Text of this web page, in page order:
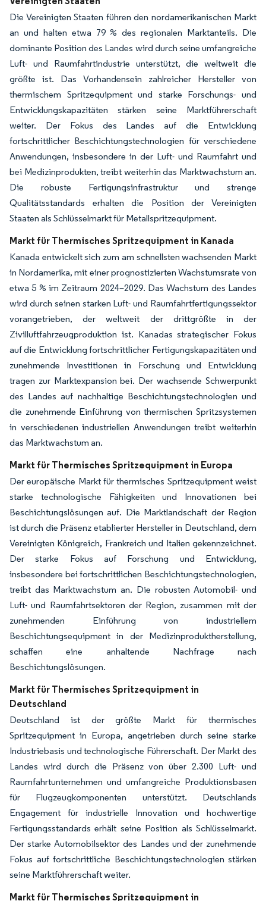
Die Vereinigten Staaten führen den nordamerikanischen Markt
an und halten etwa 79 % des regionalen Marktanteils. Die
dominante Position des Landes wird durch seine umfangreiche
Luft- und Raumfahrtindustrie unterstützt, die weltweit die
größte ist. Das Vorhandensein zahlreicher Hersteller von
thermischem Spritzequipment und starke Forschungs- und
Entwicklungskapazitäten stärken seine Marktführerschaft
weiter. Der Fokus des Landes auf die Entwicklung
fortschrittlicher Beschichtungstechnologien für verschiedene
Anwendungen, insbesondere in der Luft- und Raumfahrt und
bei Medizinprodukten, treibt weiterhin das Marktwachstum an.
Die robuste Fertigungsinfrastruktur und strenge
Qualitätsstandards erhalten die Position der Vereinigten
Staaten als Schlüsselmarkt für Metallspritzequipment.
Markt für Thermisches Spritzequipment in Kanada
Kanada entwickelt sich zum am schnellsten wachsenden Markt
in Nordamerika, mit einer prognostizierten Wachstumsrate von
etwa 5 % im Zeitraum 2024–2029. Das Wachstum des Landes
wird durch seinen starken Luft- und Raumfahrtfertigungssektor
vorangetrieben, der weltweit der drittgrößte in der
Zivilluftfahrzeugproduktion ist. Kanadas strategischer Fokus
auf die Entwicklung fortschrittlicher Fertigungskapazitäten und
zunehmende Investitionen in Forschung und Entwicklung
tragen zur Marktexpansion bei. Der wachsende Schwerpunkt
des Landes auf nachhaltige Beschichtungstechnologien und
die zunehmende Einführung von thermischen Spritzsystemen
in verschiedenen industriellen Anwendungen treibt weiterhin
das Marktwachstum an.
Markt für Thermisches Spritzequipment in Europa
Der europäische Markt für thermisches Spritzequipment weist
starke technologische Fähigkeiten und Innovationen bei
Beschichtungslösungen auf. Die Marktlandschaft der Region
ist durch die Präsenz etablierter Hersteller in Deutschland, dem
Vereinigten Königreich, Frankreich und Italien gekennzeichnet.
Der starke Fokus auf Forschung und Entwicklung,
insbesondere bei fortschrittlichen Beschichtungstechnologien,
treibt das Marktwachstum an. Die robusten Automobil- und
Luft- und Raumfahrtsektoren der Region, zusammen mit der
zunehmenden Einführung von industriellem
Beschichtungsequipment in der Medizinproduktherstellung,
schaffen eine anhaltende Nachfrage nach
Beschichtungslösungen.
Markt für Thermisches Spritzequipment in
Deutschland
Deutschland ist der größte Markt für thermisches
Spritzequipment in Europa, angetrieben durch seine starke
Industriebasis und technologische Führerschaft. Der Markt des
Landes wird durch die Präsenz von über 2.300 Luft- und
Raumfahrtunternehmen und umfangreiche Produktionsbasen
für Flugzeugkomponenten unterstützt. Deutschlands
Engagement für industrielle Innovation und hochwertige
Fertigungsstandards erhält seine Position als Schlüsselmarkt.
Der starke Automobilsektor des Landes und der zunehmende
Fokus auf fortschrittliche Beschichtungstechnologien stärken
seine Marktführerschaft weiter.
Markt für Thermisches Spritzequipment in